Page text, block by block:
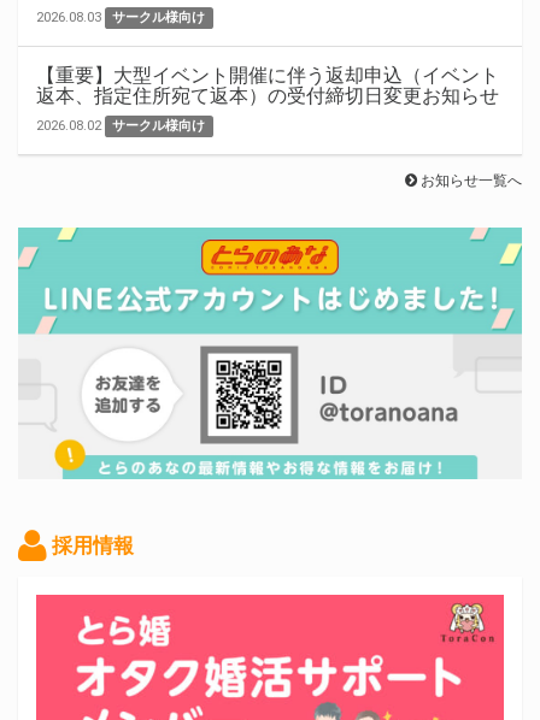
2026.08.03 サークル様向け
【重要】大型イベント開催に伴う返却申込（イベント
返本、指定住所宛て返本）の受付締切日変更お知らせ
2026.08.02 サークル様向け
お知らせ一覧へ
採用情報